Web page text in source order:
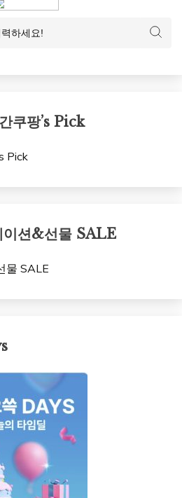
쿠팡’s Pick
이션&선물 SALE